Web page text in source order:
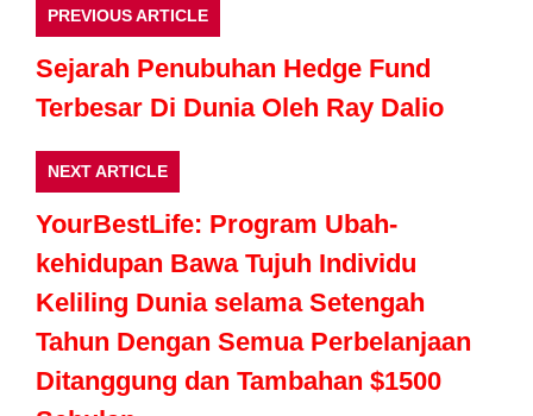
PREVIOUS ARTICLE
Sejarah Penubuhan Hedge Fund
Terbesar Di Dunia Oleh Ray Dalio
NEXT ARTICLE
YourBestLife: Program Ubah-
kehidupan Bawa Tujuh Individu
Keliling Dunia selama Setengah
Tahun Dengan Semua Perbelanjaan
Ditanggung dan Tambahan $1500